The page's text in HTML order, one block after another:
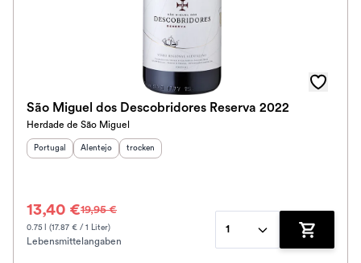
Alkoholfrei
São Miguel dos Descobridores Reserva 2022
Herdade de São Miguel
Herkunftsland:
Portugal Herkunftsregion:
Alentejo Geschmack
trocken
13,40 €19,95 €
0.75 l (17.87 € / 1 Liter)
Lebensmittelangaben
1
Zum